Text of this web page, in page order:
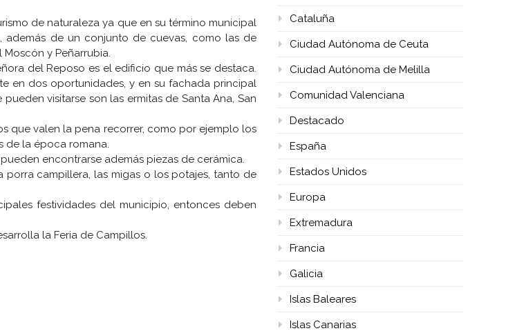
de naturaleza ya que en su término municipal
además de un conjunto de cuevas, como las de
Moscón y Peñarrubia.
del Reposo es el edificio que más se destaca.
en dos oportunidades, y en su fachada principal
visitarse son las ermitas de Santa Ana, San
que valen la pena recorrer, como por ejemplo los
de la época romana.
encontrarse además piezas de cerámica.
campillera, las migas o los potajes, tanto de
festividades del municipio, entonces deben
la Feria de Campillos.
Cataluña
Ciudad Autónoma de Ceuta
Ciudad Autónoma de Melilla
Comunidad Valenciana
Destacado
España
Estados Unidos
Europa
Extremadura
Francia
Galicia
Islas Baleares
Islas Canarias